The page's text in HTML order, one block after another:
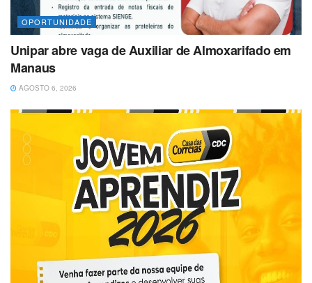
OPORTUNIDADE
Unipar abre vaga de Auxiliar de Almoxarifado em
Manaus
AGOSTO 6, 2026